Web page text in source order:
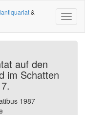
&
auf den
im Schatten
1987